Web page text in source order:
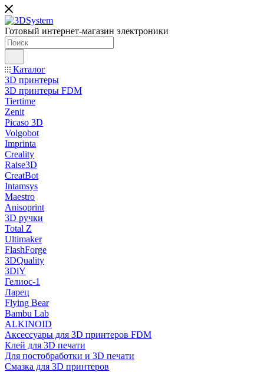
Готовый интернет-магазин электроники
Каталог
3D принтеры
3D принтеры FDM
Tiertime
Zenit
Picaso 3D
Volgobot
Imprinta
Creality
Raise3D
CreatBot
Intamsys
Maestro
Anisoprint
3D ручки
Total Z
Ultimaker
FlashForge
3DQuality
3DiY
Гелиос-1
Ларец
Flying Bear
Bambu Lab
ALKINOID
Аксессуары для 3D принтеров FDM
Клей для 3D печати
Для постобработки и 3D печати
Смазка для 3D принтеров